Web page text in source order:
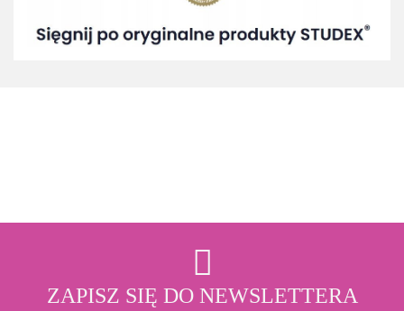
ZAPISZ SIĘ DO NEWSLETTERA